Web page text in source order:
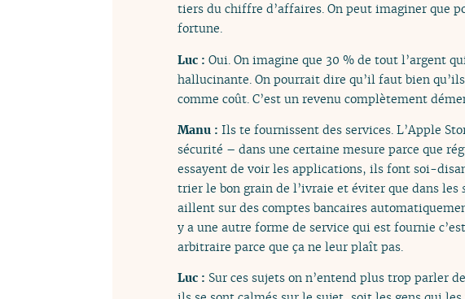
tiers du chiffre d’affaires. On peut imaginer que
fortune.
Luc : Oui. On imagine que 30 % de tout l’argent
hallucinante. On pourrait dire qu’il faut bien
comme coût. C’est un revenu complètement
Manu : Ils te fournissent des services. L’Apple
sécurité – dans une certaine mesure parce que
essayent de voir les applications, ils font soi-
trier le bon grain de l’ivraie et éviter que dans les
aillent sur des comptes bancaires
y a une autre forme de service qui est fournie
arbitraire parce que ça ne leur plaît pas.
Luc : Sur ces sujets on n’entend plus trop parler